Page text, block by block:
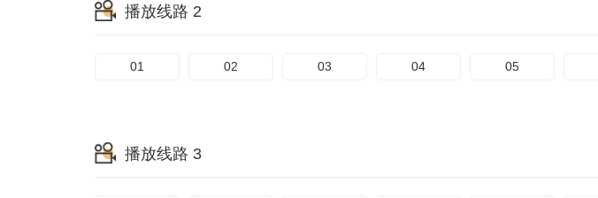
播放线路 2
01 02 03 04 05
播放线路 3